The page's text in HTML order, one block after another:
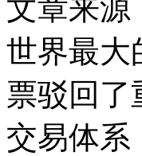
文章来源
世界最大
票驳回了
交易体系